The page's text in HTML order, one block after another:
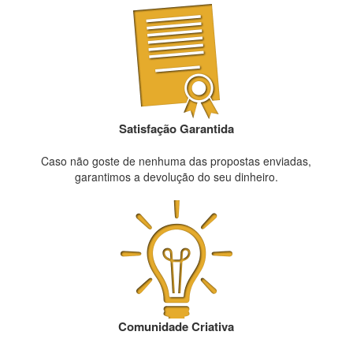
Satisfação Garantida
Caso não goste de nenhuma das propostas enviadas,
garantimos a devolução do seu dinheiro.
Comunidade Criativa